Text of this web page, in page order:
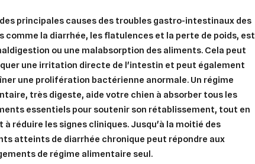
des principales causes des troubles gastro-intestinaux des
comme la diarrhée, les flatulences et la perte de poids, est
ou une malabsorption des aliments. Cela peut
une irritation directe de l'intestin et peut également
une prolifération bactérienne anormale. Un régime
très digeste, aide votre chien à absorber tous les
essentiels pour soutenir son rétablissement, tout en
à réduire les signes cliniques. Jusqu'à la moitié des
atteints de diarrhée chronique peut répondre aux
de régime alimentaire seul.